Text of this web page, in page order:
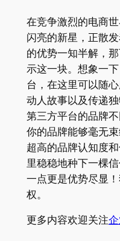
在竞争激烈的电商
闪亮的新星，正散
的优势一知半解，
示这一块。想象一
台，在这里可以随
动人故事以及传递
第三方平台的品牌
你的品牌能够毫无
超高的品牌认知度
里稳稳地种下一棵
一点更是优势尽显
权。
更多内容欢迎关注